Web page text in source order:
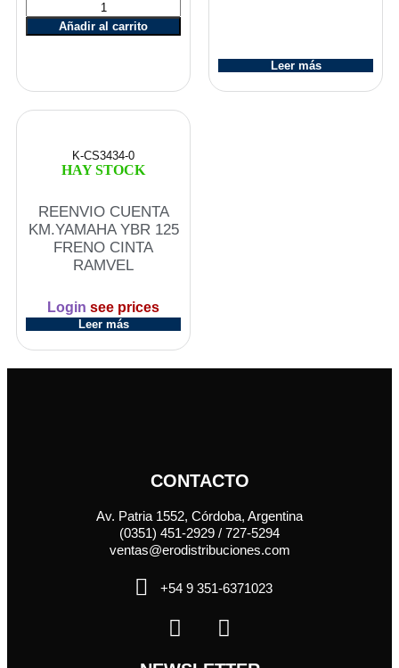
Añadir al carrito
Leer más
K-CS3434-0
HAY STOCK
REENVIO CUENTA
KM.YAMAHA YBR 125
FRENO CINTA
RAMVEL
Login see prices
Leer más
CONTACTO
Av. Patria 1552, Córdoba, Argentina
(0351) 451-2929 / 727-5294
ventas@erodistribuciones.com
+54 9 351-6371023